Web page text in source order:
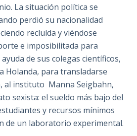
La situación política se
perdió su nacionalidad
recluída y viéndose
e imposibilitada para
de sus colegas científicos,
Holanda, para transladarse
al instituto Manna Seigbahn,
sexista: el sueldo más bajo del
y recursos mínimos
de un laboratorio experimental.